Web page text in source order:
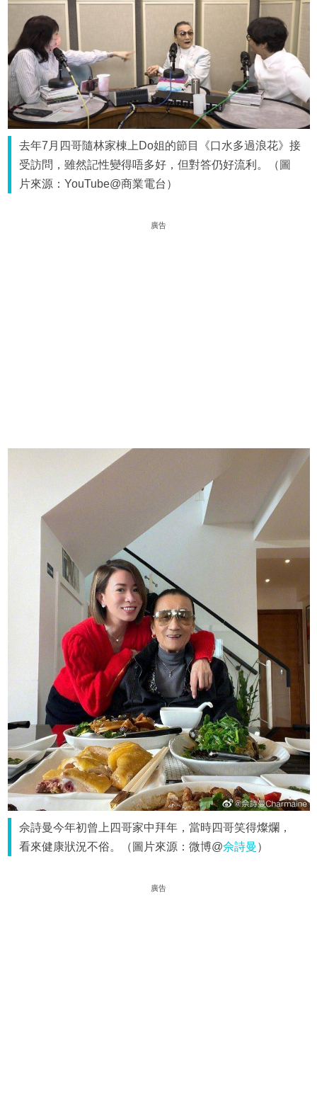
去年7月四哥隨林家棟上Do姐的節目《口水多過浪花》接
受訪問，雖然記性變得唔多好，但對答仍好流利。（圖
片來源：YouTube@商業電台）
廣告
佘詩曼今年初曾上四哥家中拜年，當時四哥笑得燦爛，
看來健康狀況不俗。（圖片來源：微博@佘詩曼 ）
廣告